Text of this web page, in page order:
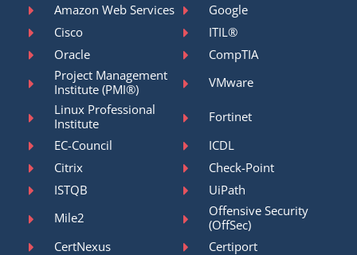
Amazon Web Services
Google
Cisco
ITIL®
Oracle
CompTIA
Project Management
Institute (PMI®)
VMware
Linux Professional
Institute
Fortinet
EC-Council
ICDL
Citrix
Check-Point
ISTQB
UiPath
Mile2
Offensive Security
(OffSec)
CertNexus
Certiport